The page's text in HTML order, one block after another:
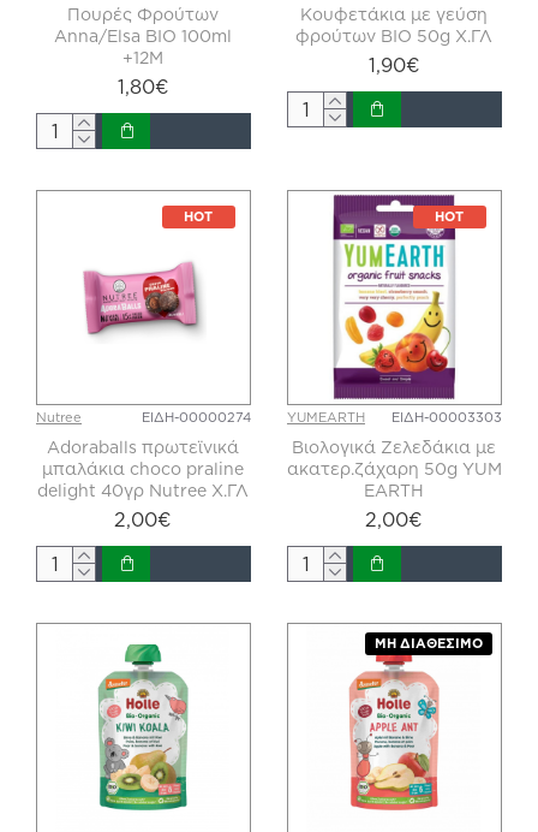
Πουρές Φρούτων
Anna/Elsa ΒΙΟ 100ml
+12Μ
1,80€
Κουφετάκια με γεύση
φρούτων BIO 50g Χ.ΓΛ
1,90€
HOT
Nutree ΕΙΔΗ-00000274
Adoraballs πρωτεϊνικά
μπαλάκια choco praline
delight 40γρ Nutree Χ.ΓΛ
2,00€
HOT
YUMEARTH ΕΙΔΗ-00003303
Βιολογικά Ζελεδάκια με
ακατερ.ζάχαρη 50g YUM
EARTH
2,00€
ΜΗ ΔΙΑΘΈΣΙΜΟ